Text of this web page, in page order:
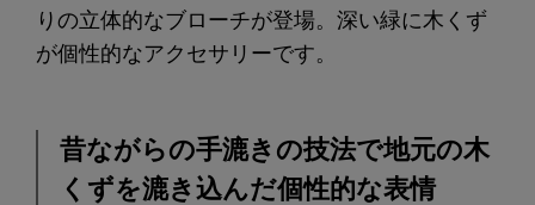
りの立体的なブローチが登場。深い緑に木くず
が個性的なアクセサリーです。
昔ながらの手漉きの技法で地元の木
くずを漉き込んだ個性的な表情